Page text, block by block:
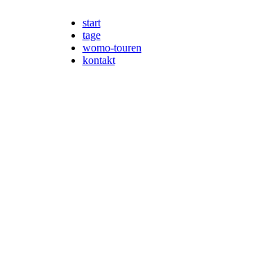
start
tage
womo-touren
kontakt